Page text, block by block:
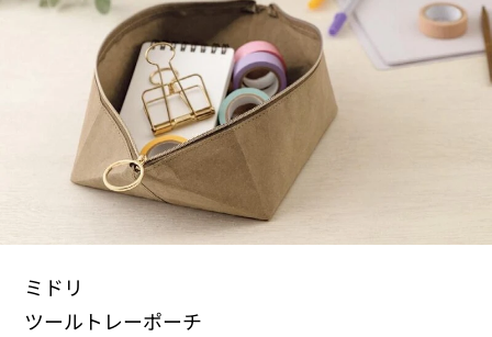
ミドリ
ツールトレーポーチ